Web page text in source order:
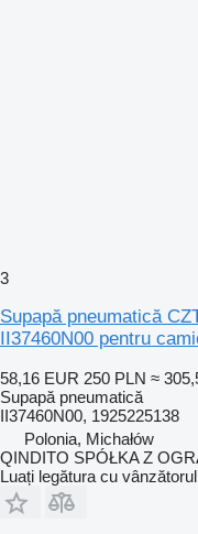
3
Supapă pneumatică
II37460N00 pentru
58,16 EUR 250 PLN ≈
Supapă pneumatică
II37460N00, 1925225138
Polonia, Michałów
QINDITO SPÓŁKA Z
Luați legătura cu vânzătorul